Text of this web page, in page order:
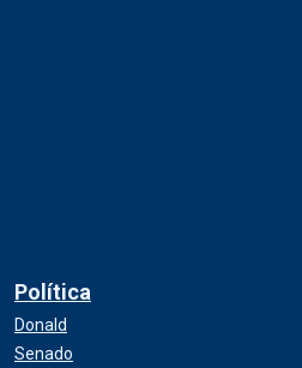
Política
Donald
Senado